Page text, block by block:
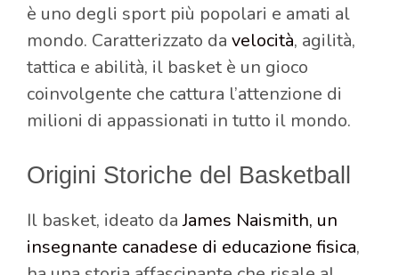
è uno degli sport più popolari e amati al
mondo. Caratterizzato da velocità, agilità,
tattica e abilità, il basket è un gioco
coinvolgente che cattura l’attenzione di
milioni di appassionati in tutto il mondo.
Origini Storiche del Basketball
Il basket, ideato daJames Naismith, un
insegnante canadese di educazione fisica,